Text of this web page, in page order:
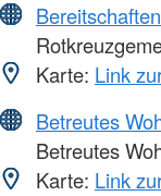
Karte: Link
Betreutes
Betreutes
Karte: Link